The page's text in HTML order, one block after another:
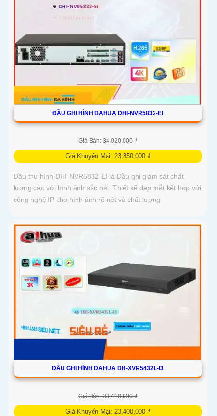
ĐẦU GHI HÌNH DAHUA DHI-NVR5832-EI
Giá Bán: 34,020,000 ₫
Giá Khuyến Mại: 23,850,000 ₫
Đầu thu hình DHI-NVR5832-EI là Đầu ghi giám sát chất
lượng cao với hình ảnh sắc nét. Thiết kế đẹp mắt kết hợp với
công nghệ IP cho hình ảnh rõ nét và chất lượng
ĐẦU GHI HÌNH DAHUA DH-XVR5432L-I3
Giá Bán: 33,418,000 ₫
Giá Khuyến Mại: 23,400,000 ₫